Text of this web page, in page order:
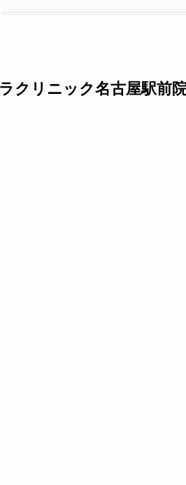
クリニック名古屋駅前